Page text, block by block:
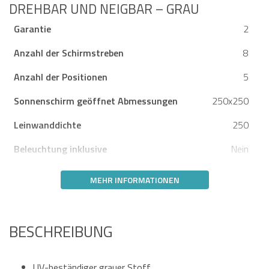
DREHBAR UND NEIGBAR – GRAU
Garantie
2
Anzahl der Schirmstreben
8
Anzahl der Positionen
5
Sonnenschirm geöffnet Abmessungen
250x250
Leinwanddichte
250
Beleuchtung inklusive
Nein
MEHR INFORMATIONEN
BESCHREIBUNG